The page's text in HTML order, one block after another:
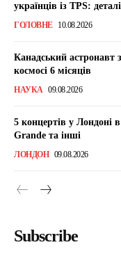
українців із TPS: деталі
ГОЛОВНЕ 10.08.2026
Канадський астронавт
космосі 6 місяців
НАУКА 09.08.2026
5 концертів у Лондоні
Grande та інші
ЛОНДОН 09.08.2026
Subscribe